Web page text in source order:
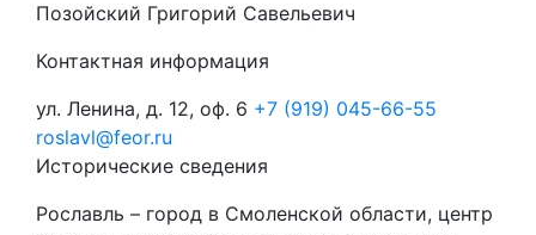
Позойский Григорий Савельевич
Контактная информация
ул. Ленина, д. 12, оф. 6 +7 (919) 045-66-55
roslavl@feor.ru
Исторические сведения
Рославль – город в Смоленской области, центр